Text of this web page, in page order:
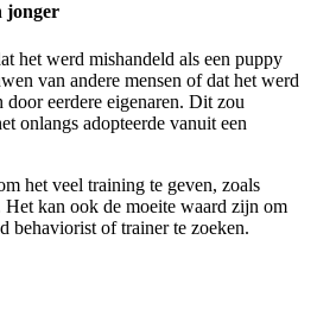
jonger
het werd mishandeld als een puppy
van andere mensen of dat het werd
door eerdere eigenaren. Dit zou
onlangs adopteerde vanuit een
het veel training te geven, zoals
kan ook de moeite waard zijn om
behaviorist of trainer te zoeken.